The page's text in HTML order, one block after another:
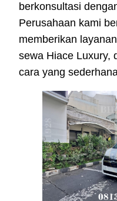
berkonsultasi
Perusahaan kami
memberikan
sewa Hiace Luxury,
cara yang